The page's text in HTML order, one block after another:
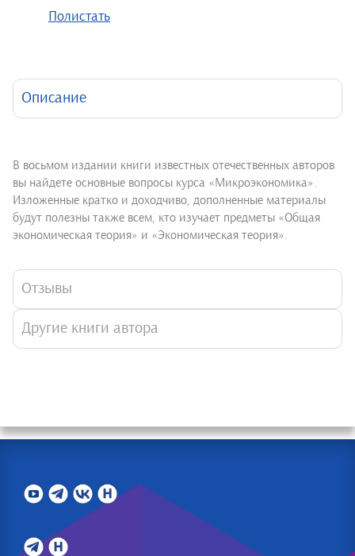
Полистать
Описание
В восьмом издании книги известных отечественных авторов
вы найдете основные вопросы курса «Микроэкономика».
Изложенные кратко и доходчиво, дополненные материалы
будут полезны также всем, кто изучает предметы «Общая
экономическая теория» и «Экономическая теория».
Отзывы
Другие книги автора